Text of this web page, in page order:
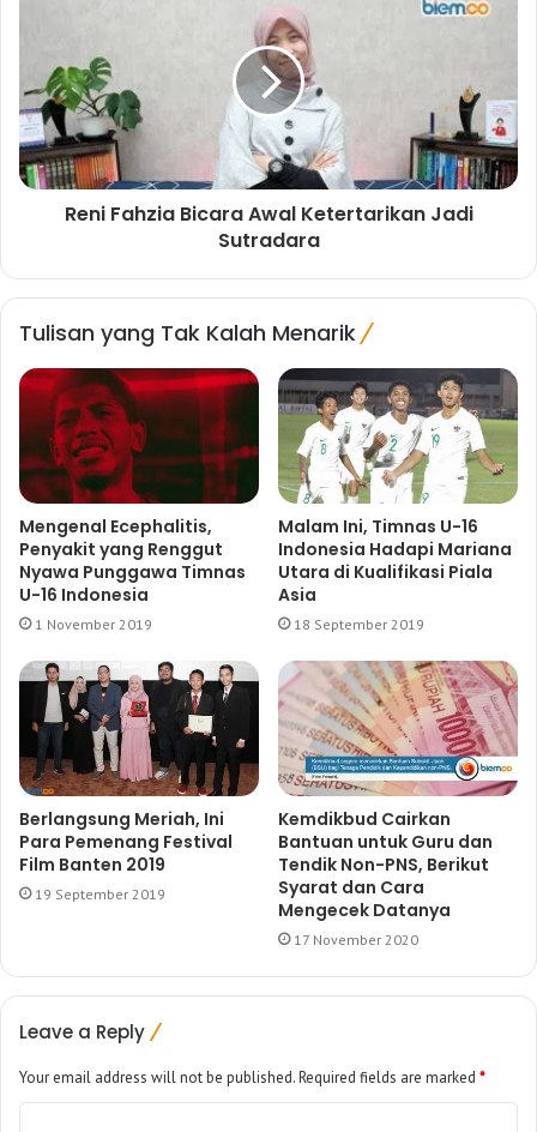
Reni Fahzia Bicara Awal Ketertarikan Jadi
Sutradara
Tulisan yang Tak Kalah Menarik
Mengenal Ecephalitis,
Penyakit yang Renggut
Nyawa Punggawa Timnas
U-16 Indonesia
1 November 2019
Malam Ini, Timnas U-16
Indonesia Hadapi Mariana
Utara di Kualifikasi Piala
Asia
18 September 2019
Berlangsung Meriah, Ini
Para Pemenang Festival
Film Banten 2019
19 September 2019
Kemdikbud Cairkan
Bantuan untuk Guru dan
Tendik Non-PNS, Berikut
Syarat dan Cara
Mengecek Datanya
17 November 2020
Leave a Reply
Your email address will not be published.Required fields are marked *